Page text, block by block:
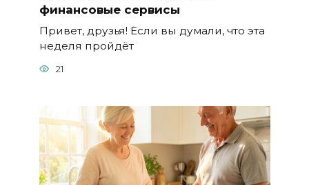
финансовые сервисы
Привет, друзья! Если вы думали, что эта
неделя пройдёт
21